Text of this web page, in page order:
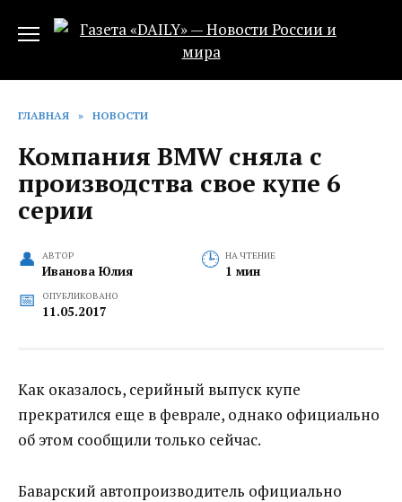
ГЛАВНАЯ » НОВОСТИ
Компания BMW сняла с
производства свое купе 6
серии
АВТОР
Иванова Юлия
НА ЧТЕНИЕ
1 мин
ОПУБЛИКОВАНО
11.05.2017
Как оказалось, серийный выпуск купе
прекратился еще в феврале, однако официально
об этом сообщили только сейчас.
Баварский автопроизводитель официально